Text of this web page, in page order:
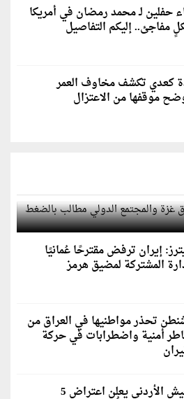
حفلين لـ محمد رمضان في أمريكا
مفاجئ.. إليكم التفاصيل
كعدي تكشف مخاوف العمر
موقفها من الاعتزال
غزة والمجتمع الدولي مطالب
إيران ترفض مقترحًا عُمانيًا
المشتركة لمضيق هرمز
تحذر مواطنيها في العراق من
أمنية واضطرابات في حركة
الجيش الأردني يعلن اعتراض 5